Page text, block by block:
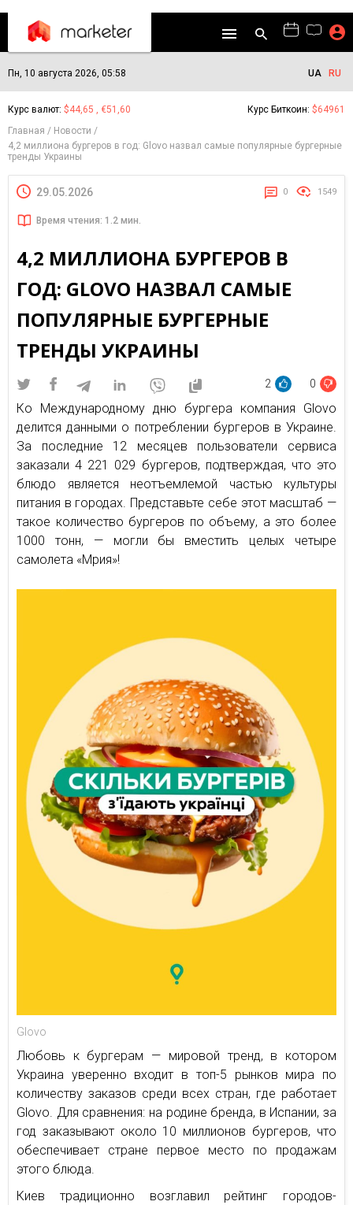
Пн, 10 августа 2026, 05:58 UA RU
Курс валют: $44,65 , €51,60 Курс Биткоин: $64961
Главная
Новости
4,2 миллиона бургеров в год: Glovo назвал самые популярные бургерные
тренды Украины
29.05.2026 0 1549
Время чтения: 1.2 мин.
4,2 МИЛЛИОНА БУРГЕРОВ В
ГОД: GLOVO НАЗВАЛ САМЫЕ
ПОПУЛЯРНЫЕ БУРГЕРНЫЕ
ТРЕНДЫ УКРАИНЫ
2 0
Ко Международному дню бургера компания Glovo
делится данными о потреблении бургеров в Украине.
За последние 12 месяцев пользователи сервиса
заказали 4 221 029 бургеров, подтверждая, что это
блюдо является неотъемлемой частью культуры
питания в городах. Представьте себе этот масштаб —
такое количество бургеров по объему, а это более
1000 тонн, — могли бы вместить целых четыре
самолета «Мрия»!
Glovo
Любовь к бургерам — мировой тренд, в котором
Украина уверенно входит в топ-5 рынков мира по
количеству заказов среди всех стран, где работает
Glovo. Для сравнения: на родине бренда, в Испании, за
год заказывают около 10 миллионов бургеров, что
обеспечивает стране первое место по продажам
этого блюда.
Киев традиционно возглавил рейтинг городов-